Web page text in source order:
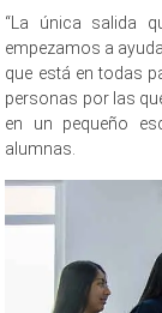
“La única salida
empezamos a
que está en todas
personas por las
en un pequeño
alumnas.